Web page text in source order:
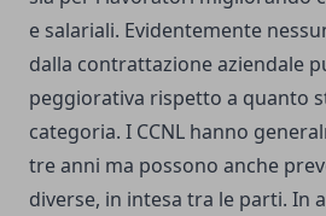
e salariali. Evidentemente
dalla contrattazione aziendale
peggiorativa rispetto a quanto
categoria. I CCNL hanno
tre anni ma possono anche
diverse, in intesa tra le parti. In